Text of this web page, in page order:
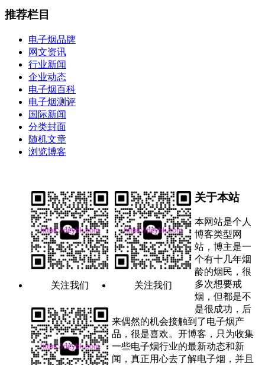
推荐栏目
电子烟品牌
网文资讯
行业新闻
企业动态
电子烟百科
电子烟测评
国际新闻
分类封面
随机文章
浏览博客
关注我们 关注我们
关于本站
本网站是个人
博客类型网
站，博主是一
个有十几年烟
龄的烟民，很
多次想要戒
烟，但都是不
是很成功，后
来偶然的机会接触到了电子烟产
品，很是喜欢。开博客，只为收集
一些电子烟行业的最新动态和新
闻，真正用心去了解电子烟，并且